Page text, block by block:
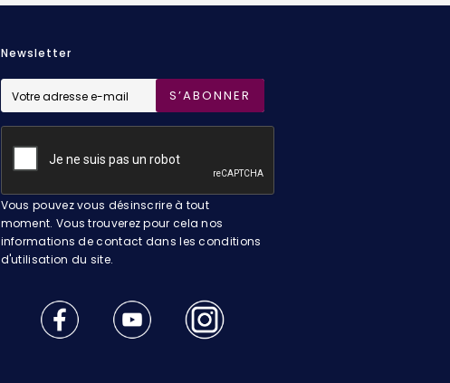
Newsletter
S’ABONNER
Vous pouvez vous désinscrire à tout
moment. Vous trouverez pour cela nos
informations de contact dans les conditions
d'utilisation du site.